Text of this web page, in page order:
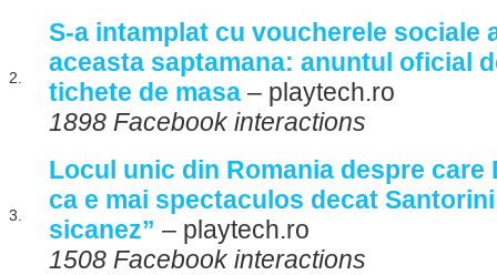
2.
S-a intamplat cu voucherele sociale
aceasta saptamana: anuntul oficial
tichete de masa – playtech.ro
1898 Facebook interactions
3.
Locul unic din Romania despre care
ca e mai spectaculos decat
sicanez” – playtech.ro
1508 Facebook interactions